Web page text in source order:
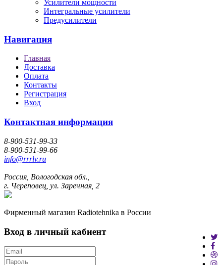
Усилители мощности
Интегральные усилители
Предусилители
Навигация
Главная
Доставка
Оплата
Контакты
Регистрация
Вход
Контактная информация
8-900-531-99-33
8-900-531-99-66
info@rrrlv.ru
Россия, Вологодская обл.,
г. Череповец, ул. Заречная, 2
Фирменный магазин Radiotehnika в России
Вход в личный кабиент